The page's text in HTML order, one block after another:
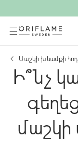
Մաշկի խնամքի
Ի՞նչ
մաշկի